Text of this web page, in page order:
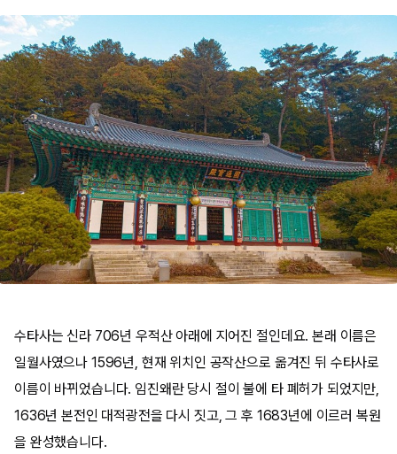
수타사는 신라 706년 우적산 아래에 지어진 절인데요. 본래 이름은
일월사였으나 1596년, 현재 위치인 공작산으로 옮겨진 뒤 수타사로
이름이 바뀌었습니다. 임진왜란 당시 절이 불에 타 폐허가 되었지만,
1636년 본전인 대적광전을 다시 짓고, 그 후 1683년에 이르러 복원
을 완성했습니다.